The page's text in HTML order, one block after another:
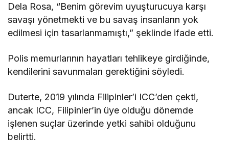
Dela Rosa, “Benim görevim uyuşturucuya karşı
savaşı yönetmekti ve bu savaş insanların yok
edilmesi için tasarlanmamıştı,” şeklinde ifade etti.
Polis memurlarının hayatları tehlikeye girdiğinde,
kendilerini savunmaları gerektiğini söyledi.
Duterte, 2019 yılında Filipinler’i ICC’den çekti,
ancak ICC, Filipinler’in üye olduğu dönemde
işlenen suçlar üzerinde yetki sahibi olduğunu
belirtti.